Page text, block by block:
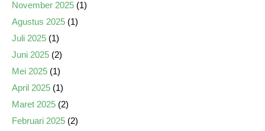
November 2025 (1)
Agustus 2025 (1)
Juli 2025 (1)
Juni 2025 (2)
Mei 2025 (1)
April 2025 (1)
Maret 2025 (2)
Februari 2025 (2)